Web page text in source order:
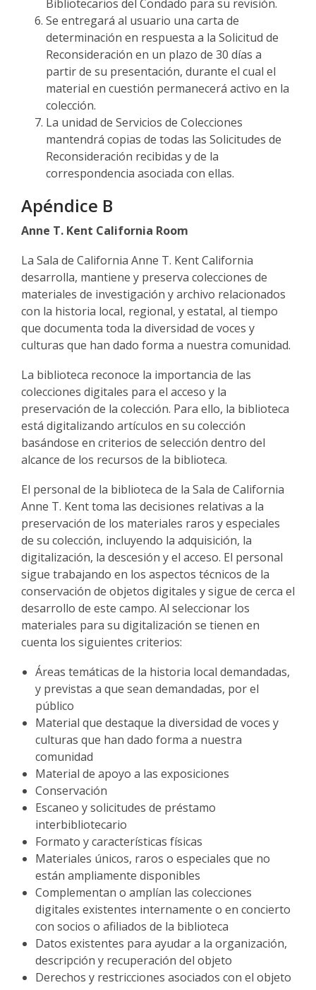
Bibliotecarios del Condado para su revisión.
Se entregará al usuario una carta de
determinación en respuesta a la Solicitud de
Reconsideración en un plazo de 30 días a
partir de su presentación, durante el cual el
material en cuestión permanecerá activo en la
colección.
La unidad de Servicios de Colecciones
mantendrá copias de todas las Solicitudes de
Reconsideración recibidas y de la
correspondencia asociada con ellas.
Apéndice B
Anne T. Kent California Room
La Sala de California Anne T. Kent California
desarrolla, mantiene y preserva colecciones de
materiales de investigación y archivo relacionados
con la historia local, regional, y estatal, al tiempo
que documenta toda la diversidad de voces y
culturas que han dado forma a nuestra comunidad.
La biblioteca reconoce la importancia de las
colecciones digitales para el acceso y la
preservación de la colección. Para ello, la biblioteca
está digitalizando artículos en su colección
basándose en criterios de selección dentro del
alcance de los recursos de la biblioteca.
El personal de la biblioteca de la Sala de California
Anne T. Kent toma las decisiones relativas a la
preservación de los materiales raros y especiales
de su colección, incluyendo la adquisición, la
digitalización, la descesión y el acceso. El personal
sigue trabajando en los aspectos técnicos de la
conservación de objetos digitales y sigue de cerca el
desarrollo de este campo. Al seleccionar los
materiales para su digitalización se tienen en
cuenta los siguientes criterios:
Áreas temáticas de la historia local demandadas,
y previstas a que sean demandadas, por el
público
Material que destaque la diversidad de voces y
culturas que han dado forma a nuestra
comunidad
Material de apoyo a las exposiciones
Conservación
Escaneo y solicitudes de préstamo
interbibliotecario
Formato y características físicas
Materiales únicos, raros o especiales que no
están ampliamente disponibles
Complementan o amplían las colecciones
digitales existentes internamente o en concierto
con socios o afiliados de la biblioteca
Datos existentes para ayudar a la organización,
descripción y recuperación del objeto
Derechos y restricciones asociados con el objeto